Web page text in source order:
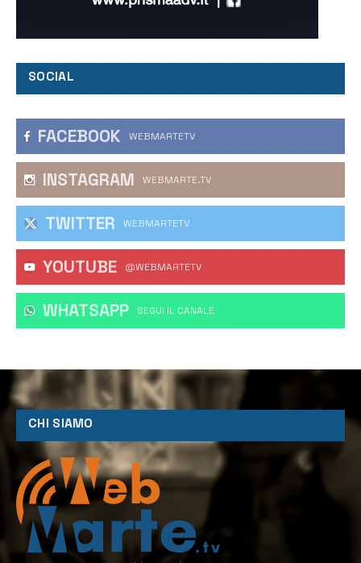
SOCIAL
FACEBOOK WEBMARTETV
INSTAGRAM WEBMARTE.TV
TWITTER WEBMARTETV
YOUTUBE @WEBMARTETV
WHATSAPP ‎SEGUI IL CANALE
CHI SIAMO